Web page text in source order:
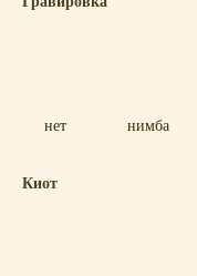
нет нимба
Киот